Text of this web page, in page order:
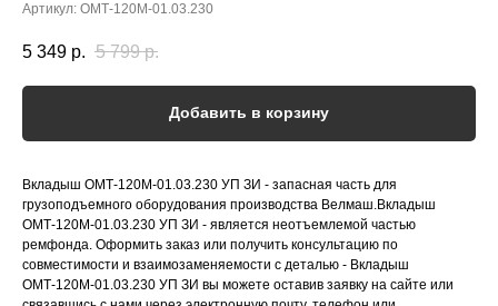
Артикул: ОМТ-120М-01.03.230
5 349 р. 5 799 р.
Добавить в корзину
Вкладыш ОМТ-120М-01.03.230 УП ЗИ - запасная часть для
грузоподъемного оборудования производства Велмаш.Вкладыш
ОМТ-120М-01.03.230 УП ЗИ - является неотъемлемой частью
ремфонда. Оформить заказ или получить консультацию по
совместимости и взаимозаменяемости с деталью - Вкладыш
ОМТ-120М-01.03.230 УП ЗИ вы можете оставив заявку на сайте или